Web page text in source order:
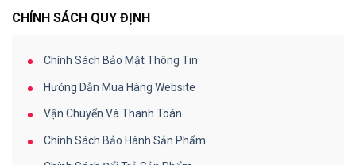
CHÍNH SÁCH QUY ĐỊNH
Chính Sách Bảo Mật Thông Tin
Hướng Dẫn Mua Hàng Website
Vận Chuyển Và Thanh Toán
Chính Sách Bảo Hành Sản Phẩm